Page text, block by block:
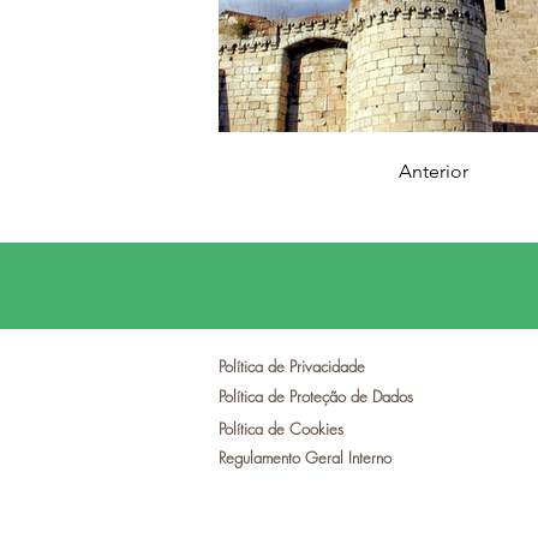
Anterior
Política de Privacidade
Política de Proteção de Dados
Política de Cookies
Regulamento Geral Interno